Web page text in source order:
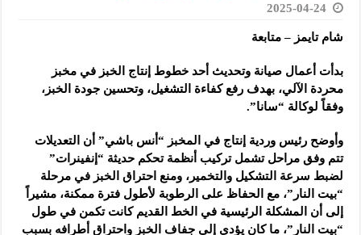
2025-04-24
شام تايمز – متابعة
بدأت أعمال صيانة وتحديث أحد خطوط إنتاج الخبز في مخبز
محردة الآلي، بهدف رفع كفاءة التشغيل، وتحسين جودة الخبز،
وفقاً لوكالة “سانا”.
وأوضح رئيس وردية إنتاج في المخبز “أنس باشي” أن التعديلات
تتم وفق مراحل تشمل تركيب أنظمة تحكم حديثة “إنفينرات”
لضبط سرعة التشكيل والتخمير، ومنع احتراق الخبز في مرحلة
“بيت النار”، مع الحفاظ على الرطوبة لأطول فترة ممكنة، مشيراً
إلى أن المشكلة الرئيسية في الخط القديم كانت تكمن في طول
“بيت النار”، ما كان يؤدي إلى جفاف الخبز واحتراق أطرافه بسبب